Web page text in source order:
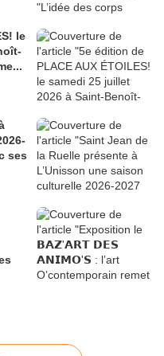
le
ses